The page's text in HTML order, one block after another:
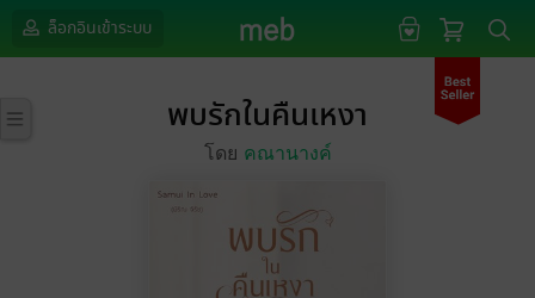
ล็อกอินเข้าระบบ
พบรักในคืนเหงา
โดย คณานางค์